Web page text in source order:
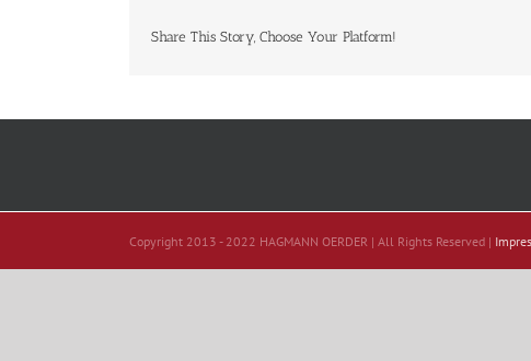
Share This Story, Choose Your Platform!
Copyright 2013 - 2022 HAGMANN OERDER | All Rights Reserved |